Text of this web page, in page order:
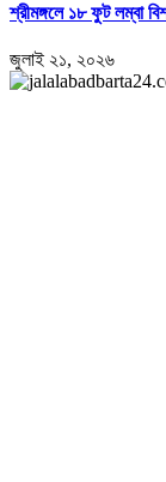
শ্রীমঙ্গলে ১৮ ফুট লম্বা
জুলাই ২১, ২০২৬